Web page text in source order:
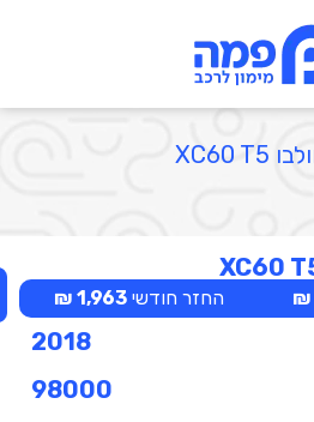
וולבו XC60 T5
החזר חודשי1,963 ₪
2018
98000